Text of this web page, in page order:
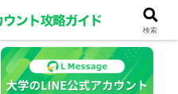
検索